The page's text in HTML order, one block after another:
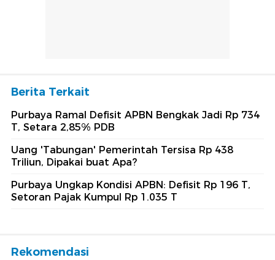
Berita Terkait
Purbaya Ramal Defisit APBN Bengkak Jadi Rp 734
T, Setara 2,85% PDB
Uang 'Tabungan' Pemerintah Tersisa Rp 438
Triliun, Dipakai buat Apa?
Purbaya Ungkap Kondisi APBN: Defisit Rp 196 T,
Setoran Pajak Kumpul Rp 1.035 T
Rekomendasi